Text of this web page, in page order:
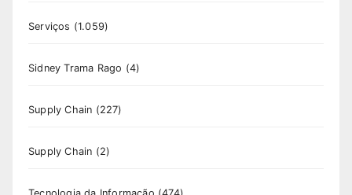
Serviços (1.059)
Sidney Trama Rago (4)
Supply Chain (227)
Supply Chain (2)